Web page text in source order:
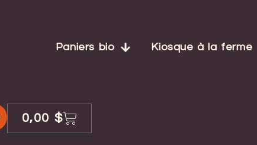
Paniers bio Kiosque à la ferme
0,00 $